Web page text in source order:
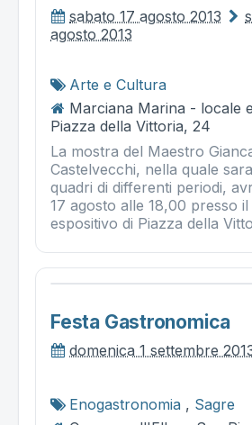
sabato 17 agosto 2013
agosto 2013
Arte e Cultura
Marciana Marina - locale
Piazza della Vittoria, 24
La mostra del Maestro
Castelvecchi, nella quale
quadri di differenti periodi,
17 agosto alle 18,00 presso
espositivo di Piazza della
Festa Gastronomica
domenica 1 settembre
Enogastronomia , Sagre